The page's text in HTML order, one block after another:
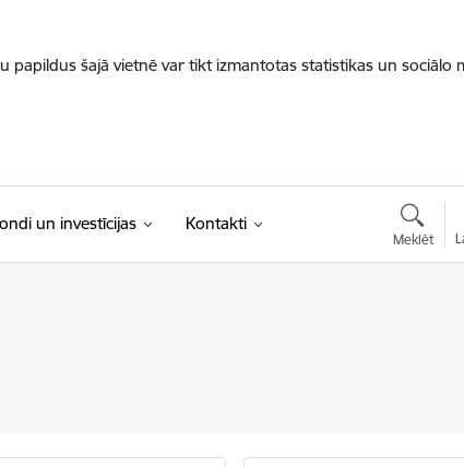
šajā vietnē var tikt izmantotas statistikas un sociālo
un investīcijas Kontakti
Meklēt